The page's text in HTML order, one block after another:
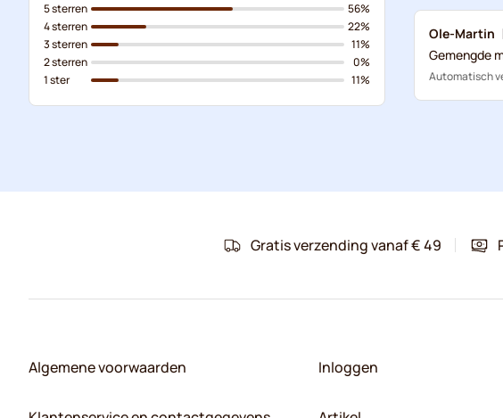
5 sterren
4 sterren
3 sterren
2 sterren
1 ster
56%
22%
11%
0%
11%
Ole-Martin
Gemengde
Automatisch
Gratis verzending vanaf € 49
Algemene voorwaarden Inloggen